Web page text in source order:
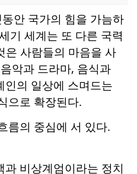
안 국가의 힘을 가늠하
기 세계는 또 다른 국력
사람들의 마음을 사
음악과 드라마, 음식과
인의 일상에 스며드는
으로 확장된다.
름의 중심에 서 있다.
비상계엄이라는 정치